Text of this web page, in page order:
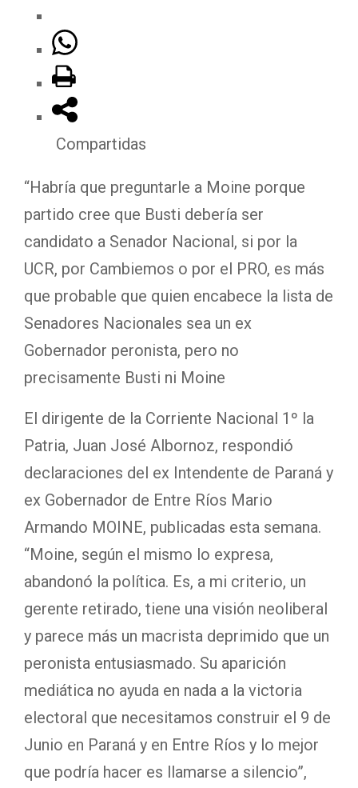
Compartidas
“Habría que preguntarle a Moine porque
partido cree que Busti debería ser
candidato a Senador Nacional, si por la
UCR, por Cambiemos o por el PRO, es más
que probable que quien encabece la lista de
Senadores Nacionales sea un ex
Gobernador peronista, pero no
precisamente Busti ni Moine
El dirigente de la Corriente Nacional 1º la
Patria, Juan José Albornoz, respondió
declaraciones del ex Intendente de Paraná y
ex Gobernador de Entre Ríos Mario
Armando MOINE, publicadas esta semana.
“Moine, según el mismo lo expresa,
abandonó la política. Es, a mi criterio, un
gerente retirado, tiene una visión neoliberal
y parece más un macrista deprimido que un
peronista entusiasmado. Su aparición
mediática no ayuda en nada a la victoria
electoral que necesitamos construir el 9 de
Junio en Paraná y en Entre Ríos y lo mejor
que podría hacer es llamarse a silencio”,